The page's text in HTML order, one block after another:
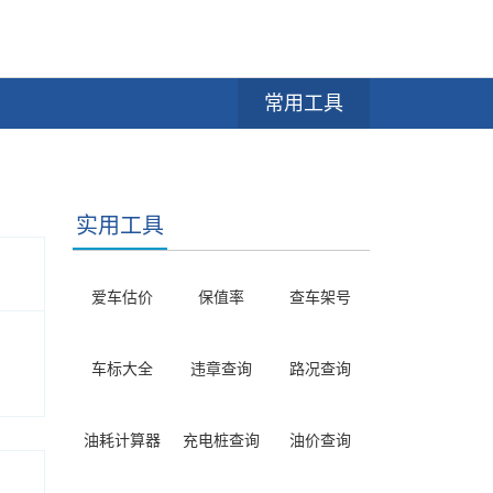
常用工具
实用工具
爱车估价 保值率 查车架号
车标大全 违章查询 路况查询
油耗计算器 充电桩查询 油价查询